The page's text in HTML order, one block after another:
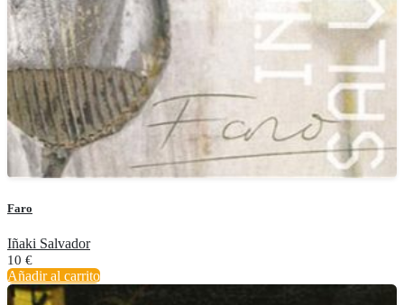
Faro
Iñaki Salvador
10 €
Añadir al carrito